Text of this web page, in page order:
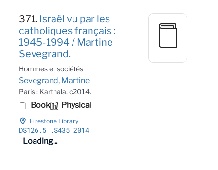
371. Israël vu par les
catholiques français :
1945-1994 / Martine
Sevegrand.
Hommes et sociétés
Sevegrand, Martine
Paris : Karthala, c2014.
Book Physical
Firestone Library
DS126.5 .S435 2014
Loading...